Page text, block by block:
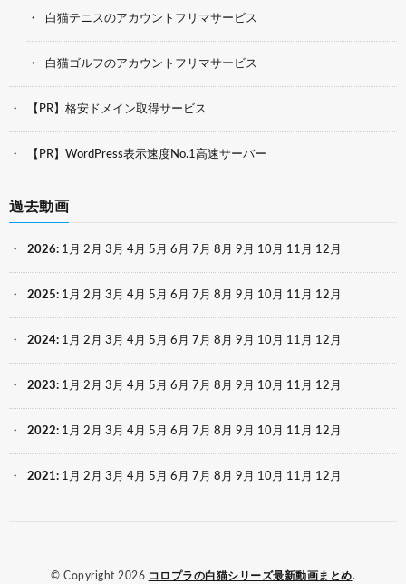
白猫テニスのアカウントフリマサービス
白猫ゴルフのアカウントフリマサービス
【PR】格安ドメイン取得サービス
【PR】WordPress表示速度No.1高速サーバー
過去動画
2026: 1月 2月 3月 4月 5月 6月 7月 8月 9月 10月 11月 12月
2025: 1月 2月 3月 4月 5月 6月 7月 8月 9月 10月 11月 12月
2024: 1月 2月 3月 4月 5月 6月 7月 8月 9月 10月 11月 12月
2023: 1月 2月 3月 4月 5月 6月 7月 8月 9月 10月 11月 12月
2022: 1月 2月 3月 4月 5月 6月 7月 8月 9月 10月 11月 12月
2021: 1月 2月 3月 4月 5月 6月 7月 8月 9月 10月 11月 12月
© Copyright 2026 コロプラの白猫シリーズ最新動画まとめ.